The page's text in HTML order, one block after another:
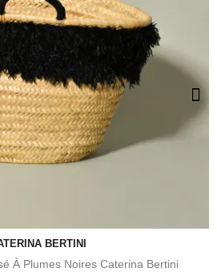
BERTINI
À Plumes Noires Caterina Bertini